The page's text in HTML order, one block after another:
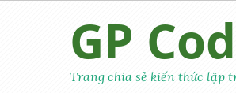
GP
Trang chia sẻ kiến thức lập